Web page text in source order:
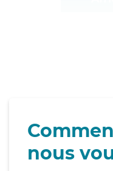
nous